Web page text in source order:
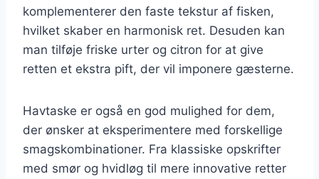
komplementerer den faste tekstur af fisken,
hvilket skaber en harmonisk ret. Desuden kan
man tilføje friske urter og citron for at give
retten et ekstra pift, der vil imponere gæsterne.
Havtaske er også en god mulighed for dem,
der ønsker at eksperimentere med forskellige
smagskombinationer. Fra klassiske opskrifter
med smør og hvidløg til mere innovative retter